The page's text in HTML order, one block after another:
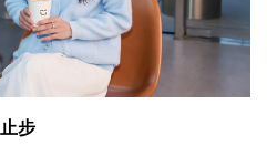
步